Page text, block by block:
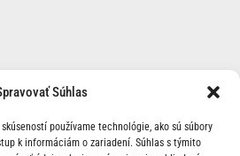
Súhlas
používame technológie, ako sú súbory
k informáciám o zariadení. Súhlas s týmito